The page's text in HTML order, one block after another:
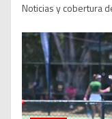
Noticias y cobertura